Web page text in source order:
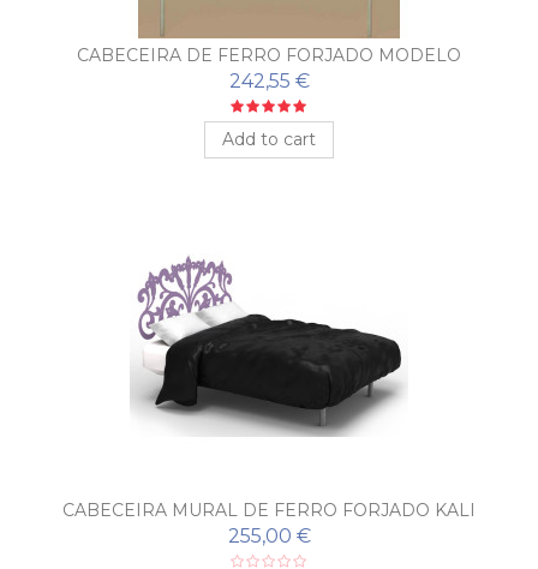
CABECEIRA DE FERRO FORJADO MODELO
TULIPANES
242,55 €
Add to cart
CABECEIRA MURAL DE FERRO FORJADO KALI
255,00 €